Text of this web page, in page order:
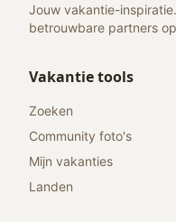
Jouw vakantie-
betrouwbare partners
Vakantie tools
Zoeken
Community foto's
Mijn vakanties
Landen